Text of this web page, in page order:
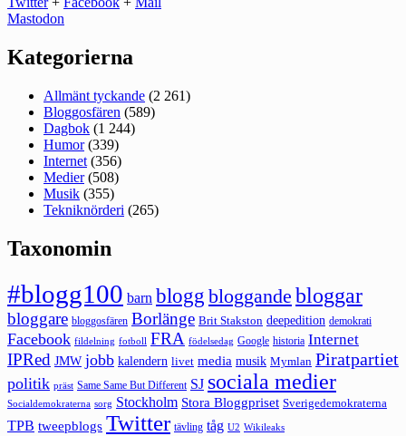
Mastodon
Kategorierna
Allmänt tyckande (2 261)
Bloggosfären (589)
Dagbok (1 244)
Humor(339)
Internet (356)
Medier(508)
Musik (355)
Tekniknörderi (265)
Taxonomin
#blogg100 barn blogg bloggande bloggar
bloggare bloggosfären Borlänge Brit Stakston deepedition demokrati
Facebook fildelning fotboll FRA födelsedag Google historia Internet
IPRed JMW jobb kalendern livet media musik Mymlan Piratpartiet
politik präst Same Same But Different SJ sociala medier
Socialdemokraterna sorg Stockholm Stora Bloggpriset Sverigedemokraterna
TPB tweepblogs Twitter tävling tåg U2 Wikileaks